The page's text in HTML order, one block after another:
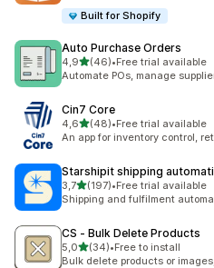
Built for Shopify
Auto Purchase Orders
4,9av 5 stjerner
(46)
Totalt 46 omtaler
•Free trial available
Automate POs, manage
Cin7 Core
4,6av 5 stjerner
(48)
Totalt 48 omtaler
•Free trial available
An app for inventory control,
Starshipit shipping
3,7av 5 stjerner
(197)
Totalt 197 omtaler
•Free trial available
Shipping and fulfilment
CS ‑ Bulk Delete Products
5,0av 5 stjerner
(34)
Totalt 34 omtaler
•Free to install
Bulk delete products or